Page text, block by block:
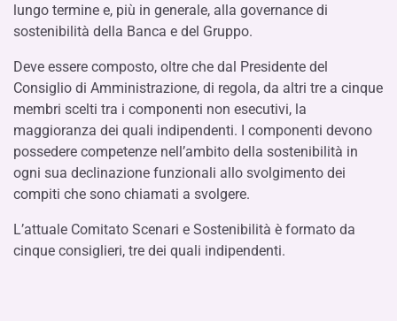
lungo termine e, più in generale, alla governance di
sostenibilità della Banca e del Gruppo.
Deve essere composto, oltre che dal Presidente del
Consiglio di Amministrazione, di regola, da altri tre a cinque
membri scelti tra i componenti non esecutivi, la
maggioranza dei quali indipendenti. I componenti devono
possedere competenze nell’ambito della sostenibilità in
ogni sua declinazione funzionali allo svolgimento dei
compiti che sono chiamati a svolgere.
L’attuale Comitato Scenari e Sostenibilità è formato da
cinque consiglieri, tre dei quali indipendenti.